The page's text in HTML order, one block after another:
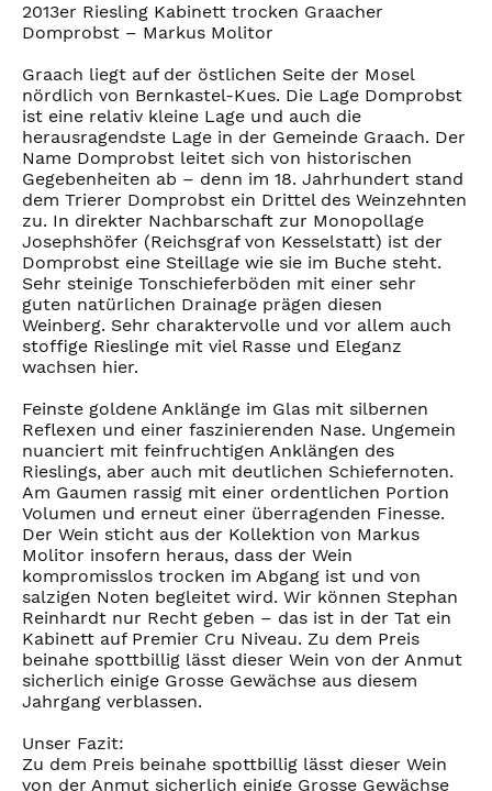
2013er Riesling Kabinett trocken Graacher
Domprobst – Markus Molitor
Graach liegt auf der östlichen Seite der Mosel
nördlich von Bernkastel-Kues. Die Lage Domprobst
ist eine relativ kleine Lage und auch die
herausragendste Lage in der Gemeinde Graach. Der
Name Domprobst leitet sich von historischen
Gegebenheiten ab – denn im 18. Jahrhundert stand
dem Trierer Domprobst ein Drittel des Weinzehnten
zu. In direkter Nachbarschaft zur Monopollage
Josephshöfer (Reichsgraf von Kesselstatt) ist der
Domprobst eine Steillage wie sie im Buche steht.
Sehr steinige Tonschieferböden mit einer sehr
guten natürlichen Drainage prägen diesen
Weinberg. Sehr charaktervolle und vor allem auch
stoffige Rieslinge mit viel Rasse und Eleganz
wachsen hier.
Feinste goldene Anklänge im Glas mit silbernen
Reflexen und einer faszinierenden Nase. Ungemein
nuanciert mit feinfruchtigen Anklängen des
Rieslings, aber auch mit deutlichen Schiefernoten.
Am Gaumen rassig mit einer ordentlichen Portion
Volumen und erneut einer überragenden Finesse.
Der Wein sticht aus der Kollektion von Markus
Molitor insofern heraus, dass der Wein
kompromisslos trocken im Abgang ist und von
salzigen Noten begleitet wird. Wir können Stephan
Reinhardt nur Recht geben – das ist in der Tat ein
Kabinett auf Premier Cru Niveau. Zu dem Preis
beinahe spottbillig lässt dieser Wein von der Anmut
sicherlich einige Grosse Gewächse aus diesem
Jahrgang verblassen.
Unser Fazit:
Zu dem Preis beinahe spottbillig lässt dieser Wein
von der Anmut sicherlich einige Grosse Gewächse